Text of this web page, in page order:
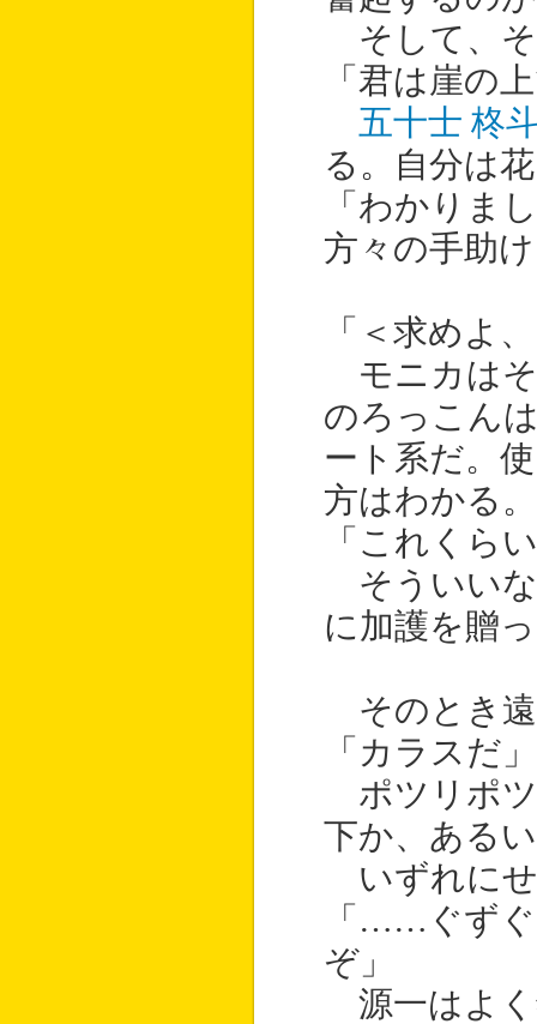
そして、そ
「君は崖の
五十士 柊
る。自分は
「わかりま
方々の手助
「＜求めよ
モニカはそ
のろっこん
ート系だ。
方はわかる。
「これくら
そういいな
に加護を贈
そのとき
「カラスだ」
ポツリポツ
下か、ある
いずれにせ
「……ぐず
ぞ」
源一はよく